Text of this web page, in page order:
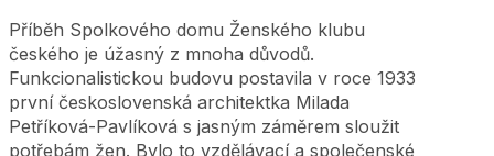
Příběh Spolkového domu Ženského klubu
českého je úžasný z mnoha důvodů.
Funkcionalistickou budovu postavila v roce 1933
první československá architektka Milada
Petříková-Pavlíková s jasným záměrem sloužit
potřebám žen. Bylo to vzdělávací a společenské